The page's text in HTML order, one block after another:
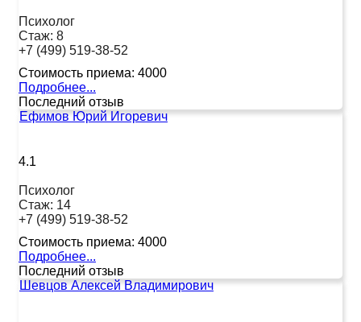
Психолог
Стаж: 8
+7 (499) 519-38-52
Стоимость приема: 4000
Подробнее...
Последний отзыв
Ефимов Юрий Игоревич
4.1
Психолог
Стаж: 14
+7 (499) 519-38-52
Стоимость приема: 4000
Подробнее...
Последний отзыв
Шевцов Алексей Владимирович